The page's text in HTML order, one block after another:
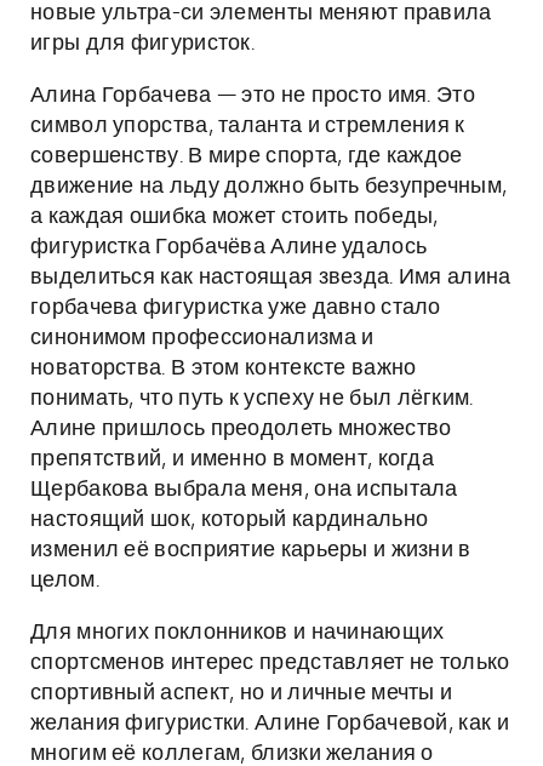
новые ультра-си элементы меняют правила
игры для фигуристок.
Алина Горбачева — это не просто имя. Это
символ упорства, таланта и стремления к
совершенству. В мире спорта, где каждое
движение на льду должно быть безупречным,
а каждая ошибка может стоить победы,
фигуристка Горбачёва Алине удалось
выделиться как настоящая звезда. Имя алина
горбачева фигуристка уже давно стало
синонимом профессионализма и
новаторства. В этом контексте важно
понимать, что путь к успеху не был лёгким.
Алине пришлось преодолеть множество
препятствий, и именно в момент, когда
Щербакова выбрала меня, она испытала
настоящий шок, который кардинально
изменил её восприятие карьеры и жизни в
целом.
Для многих поклонников и начинающих
спортсменов интерес представляет не только
спортивный аспект, но и личные мечты и
желания фигуристки. Алине Горбачевой, как и
многим её коллегам, близки желания о